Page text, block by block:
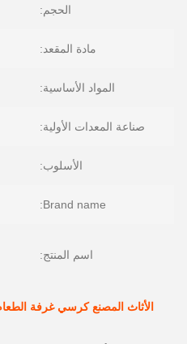
الحجم:
مادة المقعد:
المواد الأساسية:
صناعة المعدات الأولية:
الأسلوب:
Brand name:
اسم المنتج:
الأثاث المصنع كرسي غرفة